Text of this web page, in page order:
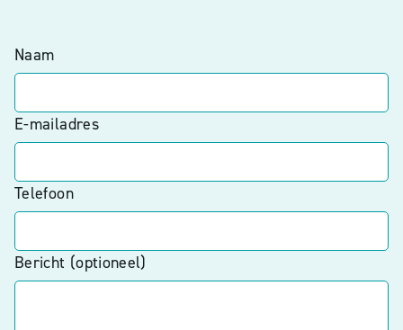
Naam
E-mailadres
Telefoon
Bericht (optioneel)